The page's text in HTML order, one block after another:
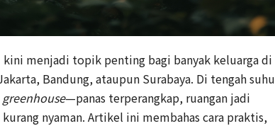
kini menjadi topik penting bagi banyak keluarga di
Bandung, ataupun Surabaya. Di tengah suhu
greenhouse—panas terperangkap, ruangan jadi
nyaman. Artikel ini membahas cara praktis,